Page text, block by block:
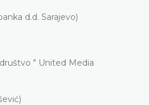
d.d. Sarajevo)
" United Media